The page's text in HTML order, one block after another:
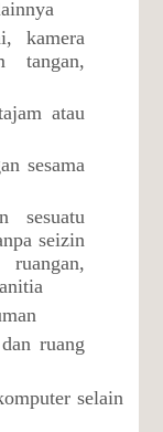
kamera
tangan,
atau
sesama
sesuatu
seizin
ruang
selain